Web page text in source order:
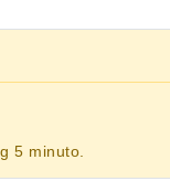
5 minuto.